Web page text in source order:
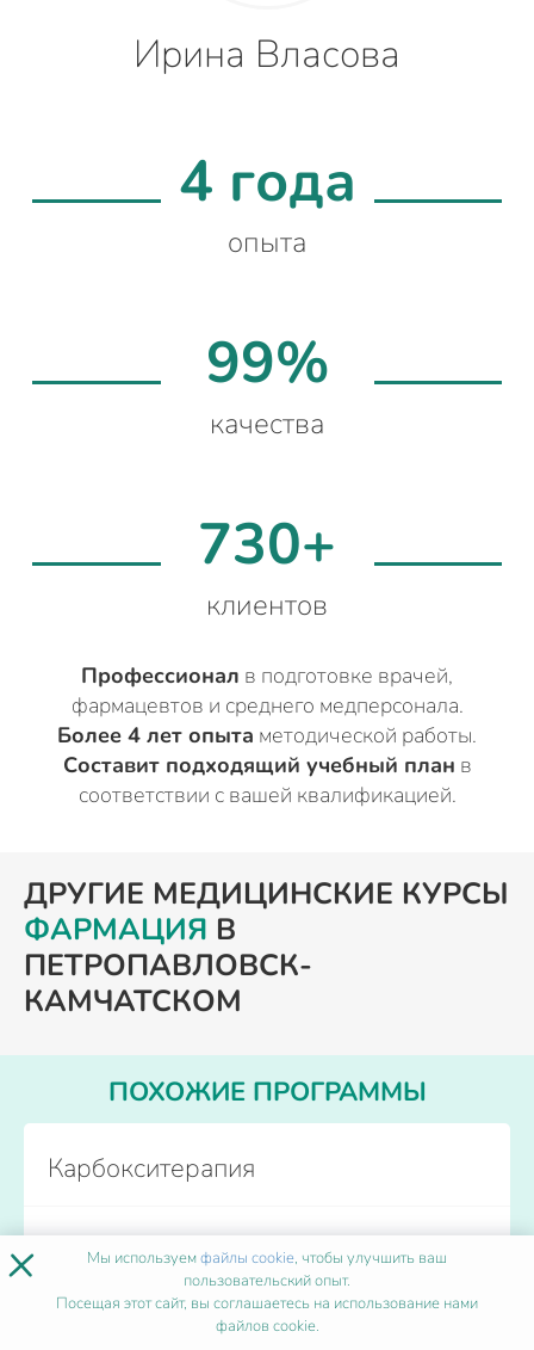
Ирина Власова
4 года
опыта
99%
качества
730+
клиентов
Профессионал в подготовке врачей,
фармацевтов и среднего медперсонала.
Более 4 лет опыта методической работы.
Составит подходящий учебный план в
соответствии с вашей квалификацией.
ДРУГИЕ МЕДИЦИНСКИЕ КУРСЫ
ФАРМАЦИЯ В
ПЕТРОПАВЛОВСК-
КАМЧАТСКОМ
ПОХОЖИЕ ПРОГРАММЫ
Карбокситерапия
Количество часов
от 36
Начало обучения
Каждый день
× Мы используемфайлы cookie, чтобы улучшить ваш
пользовательский опыт.
Посещая этот сайт, вы соглашаетесь на использование нами
файлов cookie.